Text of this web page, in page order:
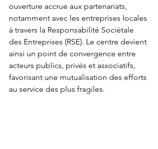
ouverture accrue aux partenariats,
notamment avec les entreprises locales
à travers la Responsabilité Sociétale
des Entreprises (RSE). Le centre devient
ainsi un point de convergence entre
acteurs publics, privés et associatifs,
favorisant une mutualisation des efforts
au service des plus fragiles.